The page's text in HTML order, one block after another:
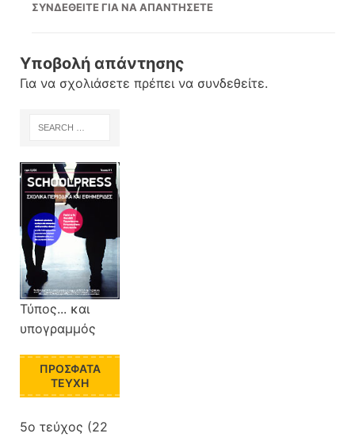
ΣΥΝΔΕΘΕΊΤΕ ΓΙΑ ΝΑ ΑΠΑΝΤΉΣΕΤΕ
Υποβολή απάντησης
Για να σχολιάσετε πρέπει να συνδεθείτε.
Τύπος... και
υπογραμμός
ΠΡΌΣΦΑΤΑ
ΤΕΎΧΗ
5ο τεύχος (22